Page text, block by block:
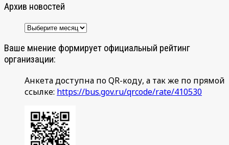
Архив новостей
Архив
Ваше мнение формирует официальный рейтинг
организации:
Анкета доступна по QR-коду, а так же по прямой
ссылке: https://bus.gov.ru/qrcode/rate/410530